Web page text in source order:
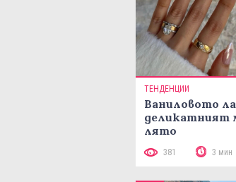
ТЕНДЕНЦИИ
Ваниловото
деликатният
лято
381 3 мин